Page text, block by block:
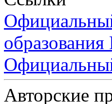
Авторские